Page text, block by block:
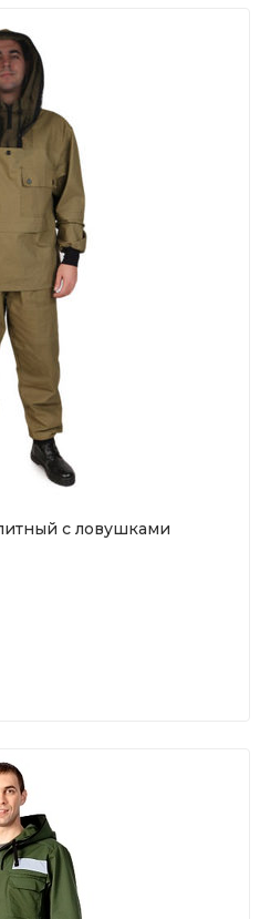
с ловушками